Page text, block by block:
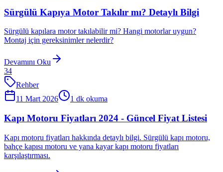
Sürgülü Kapıya Motor Takılır mı? Detaylı Bilgi
Sürgülü kapılara motor takılabilir mi? Hangi motorlar uygun?
Montaj için gereksinimler nelerdir?
Devamını Oku
34
Rehber
11 Mart 2026
1 dk okuma
Kapı Motoru Fiyatları 2024 - Güncel Fiyat Listesi
Kapı motoru fiyatları hakkında detaylı bilgi. Sürgülü kapı motoru,
bahçe kapısı motoru ve yana kayar kapı motoru fiyatları
karşılaştırması.